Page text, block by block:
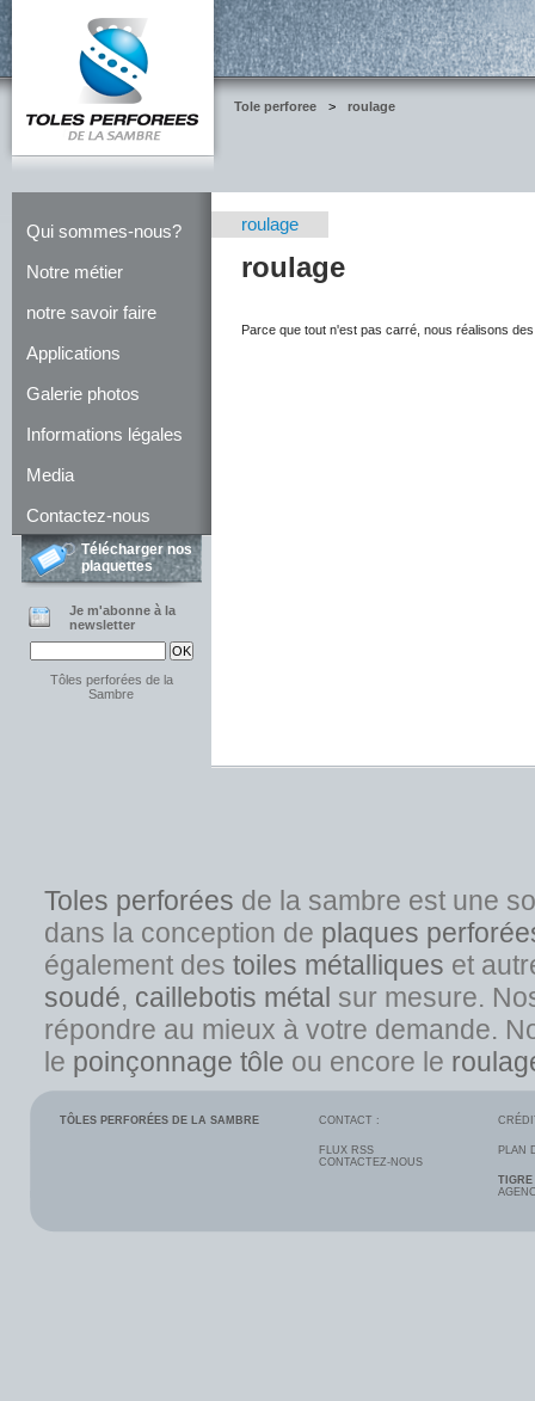
Tole perforee > roulage
Qui sommes-nous?
Notre métier
notre savoir faire
Applications
Galerie photos
Informations légales
Media
Contactez-nous
Télécharger nos
plaquettes
Je m'abonne à la
newsletter
Tôles perforées de la
Sambre
roulage
roulage
Parce que tout n'est pas carré, nous réalisons
Toles perforées de la sambre est une
dans la conception de plaques
également destoiles métalliques et
soudé, caillebotis métal sur mesure.
répondre au mieux à votre demande.
le poinçonnage tôle ou encore le
TÔLES PERFORÉES DE LA SAMBRE CONTACT :
FLUX RSS
CONTACTEZ-NOUS
PLAN